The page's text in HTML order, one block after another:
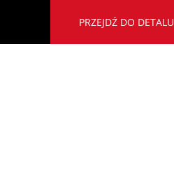
PRZEJDŹ DO DETALU